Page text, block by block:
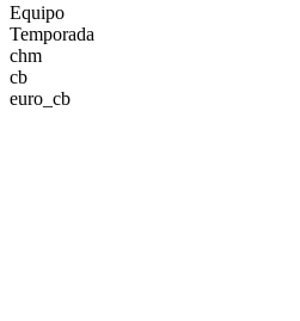
Equipo
Temporada
chm
cb
euro_cb